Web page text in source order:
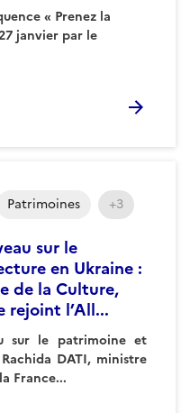
« Prenez la
janvier par le
sur le
en Ukraine :
de la Culture,
rejoint l’All...
sur le patrimoine et
DATI, ministre
France...
Patrimoines +3